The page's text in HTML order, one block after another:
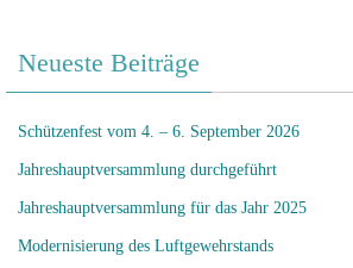
Neueste Beiträge
Schützenfest vom 4. – 6. September 2026
Jahreshauptversammlung durchgeführt
Jahreshauptversammlung für das Jahr 2025
Modernisierung des Luftgewehrstands